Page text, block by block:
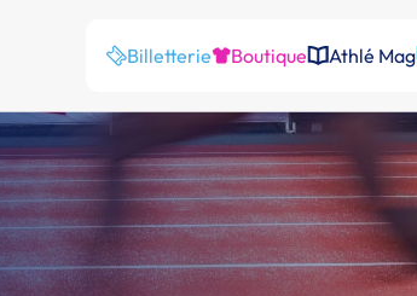
Billetterie Boutique Athlé Mag